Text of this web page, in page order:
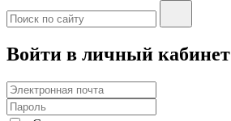
Войти в личный кабинет